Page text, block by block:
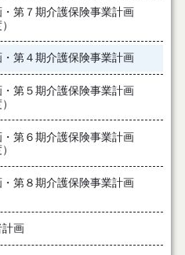
第７期介護保険事業計画
第４期介護保険事業計画
第５期介護保険事業計画
第６期介護保険事業計画
第８期介護保険事業計画
画